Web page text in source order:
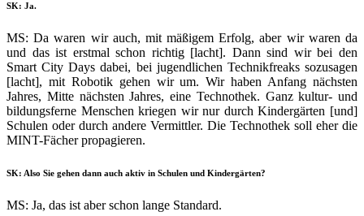
SK: Ja.
MS: Da waren wir auch, mit mäßigem Erfolg, aber wir waren da
und das ist erstmal schon richtig [lacht]. Dann sind wir bei den
Smart City Days dabei, bei jugendlichen Technikfreaks sozusagen
[lacht], mit Robotik gehen wir um. Wir haben Anfang nächsten
Jahres, Mitte nächsten Jahres, eine Technothek. Ganz kultur- und
bildungsferne Menschen kriegen wir nur durch Kindergärten [und]
Schulen oder durch andere Vermittler. Die Technothek soll eher die
MINT-Fächer propagieren.
SK: Also Sie gehen dann auch aktiv in Schulen und Kindergärten?
MS: Ja, das ist aber schon lange Standard.